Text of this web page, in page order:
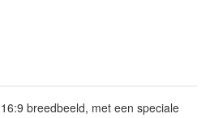
breedbeeld, met een speciale